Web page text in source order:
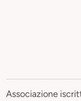
Associazione